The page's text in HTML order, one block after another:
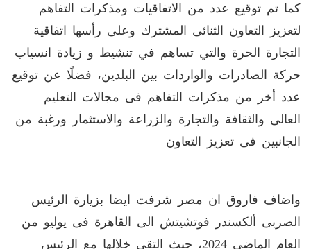
كما تم توقيع عدد من الاتفاقيات ومذكرات التفاهم
لتعزيز التعاون الثنائى المشترك وعلى رأسها اتفاقية
التجارة الحرة والتي تساهم في تنشيط و زيادة انسياب
حركة الصادرات والواردات بين البلدين، فضلًا عن توقيع
عدد أخر من مذكرات التفاهم فى مجالات التعليم
العالى والثقافة والتجارة والزراعة والاستثمار ورغبة من
الجانبين فى تعزيز التعاون
واضاف فاروق ان مصر شرفت ايضا بزيارة الرئيس
الصربى ألكسندر فوتشيتش الى القاهرة فى يوليو من
العام الماضى 2024، حيث التقى خلالها مع الرئيس